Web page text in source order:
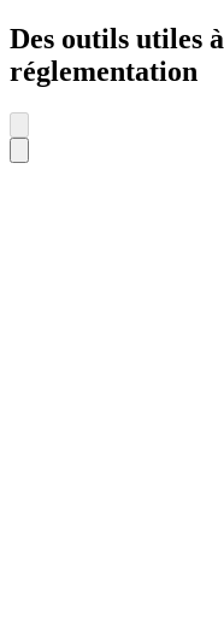
Des outils utiles
réglementation